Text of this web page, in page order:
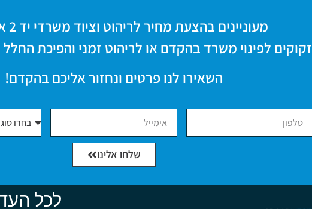
מעוניינים בהצעת מחיר לריהוט וציוד משרדי יד 2 או חדש?
זקוקים לפינוי משרד בהקדם או לריהוט זמני והפיכת
השאירו לנו פרטים ונחזור אליכם בהקדם!
שלחו אלינו
לכל